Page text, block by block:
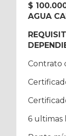
$
AGUA
Contrato
6 ultimas